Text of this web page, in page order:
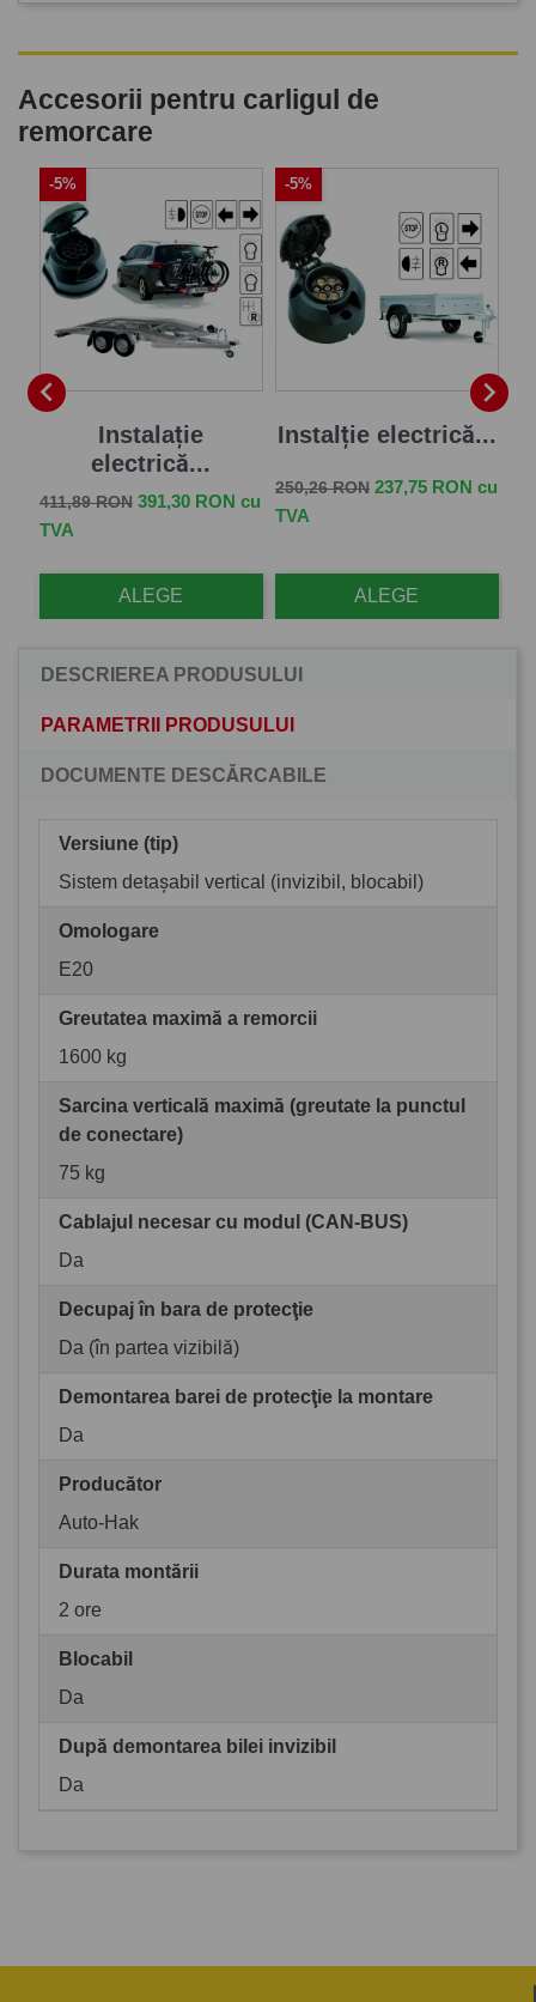
Accesorii pentru carligul de
remorcare

Instalație
electrică...
Pret de baza
411,89 RON Pret
391,30 RON cu
TVA
ALEGE
-5%
Instalție electrică...
Pret de baza
250,26 RON Pret
237,75 RON cu
TVA
ALEGE
-5%

DESCRIEREA PRODUSULUI
PARAMETRII PRODUSULUI
DOCUMENTE DESCĂRCABILE
Versiune (tip)
Sistem detașabil vertical (invizibil, blocabil)
Omologare
E20
Greutatea maximă a remorcii
1600 kg
Sarcina verticală maximă (greutate la punctul
de conectare)
75 kg
Cablajul necesar cu modul (CAN-BUS)
Da
Decupaj în bara de protecţie
Da (în partea vizibilă)
Demontarea barei de protecţie la montare
Da
Producător
Auto-Hak
Durata montării
2 ore
Blocabil
Da
După demontarea bilei invizibil
Da